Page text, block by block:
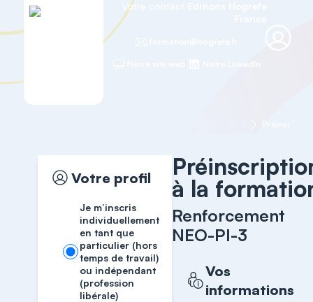
Votre contact
Votre profil
Je m’inscris
individuellement
en tant que
particulier (hors
temps de travail)
ou indépendant
(profession
libérale)
à la
Renforcement
NEO-PI-3
Vos
informations